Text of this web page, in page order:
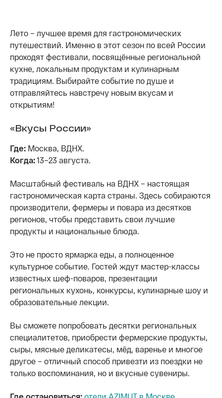
Лето – лучшее время для гастрономических
путешествий. Именно в этот сезон по всей России
проходят фестивали, посвящённые региональной
кухне, локальным продуктам и кулинарным
традициям. Выбирайте событие по душе и
отправляйтесь навстречу новым вкусам и
открытиям!
«Вкусы России»
Где: Москва, ВДНХ.
Когда:13–23 августа.
Масштабный фестиваль на ВДНХ – настоящая
гастрономическая карта страны. Здесь собираются
производители, фермеры и повара из десятков
регионов, чтобы представить свои лучшие
продукты и национальные блюда.
Это не просто ярмарка еды, а полноценное
культурное событие. Гостей ждут мастер-классы
известных шеф-поваров, презентации
региональных кухонь, конкурсы, кулинарные шоу и
образовательные лекции.
Вы сможете попробовать десятки региональных
специалитетов, приобрести фермерские продукты,
сыры, мясные деликатесы, мёд, варенье и многое
другое – отличный способ привезти из поездки не
только воспоминания, но и вкусные сувениры.